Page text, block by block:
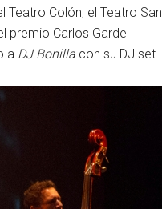
Teatro Colón, el Teatro San
premio Carlos Gardel
a DJ Bonilla con su DJ set.